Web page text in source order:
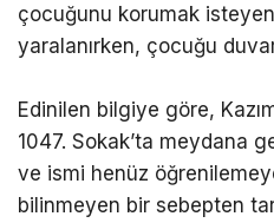
çocuğunu korumak
yaralanırken, çocuğu
Edinilen bilgiye göre,
1047. Sokak’ta meydana
ve ismi henüz
bilinmeyen bir sebepten